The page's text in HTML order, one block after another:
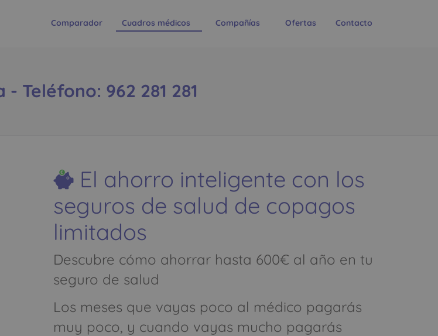
Comparador Cuadros médicos Compañías Ofertas Contacto
Teléfono: 962 281 281
El ahorro inteligente con los
seguros de salud de copagos
limitados
Descubre cómo ahorrar hasta 600€ al año en tu
seguro de salud
Los meses que vayas poco al médico pagarás
muy poco, y cuando vayas mucho pagarás